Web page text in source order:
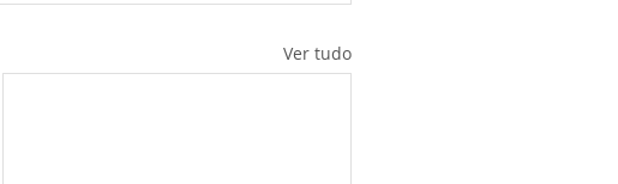
Ver tudo